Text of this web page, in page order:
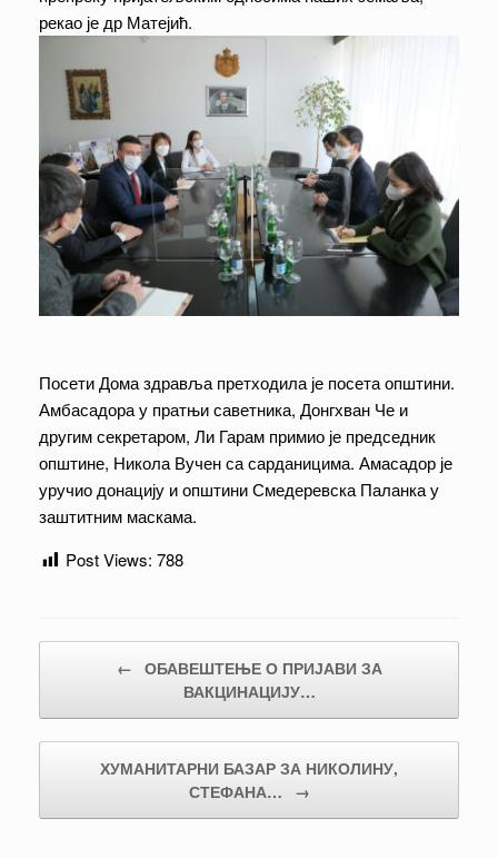
рекао је др Матејић.
Посети Дома здравља претходила је посета општини.
Амбасадора у пратњи саветника, Донгхван Че и
другим секретаром, Ли Гарам примио је председник
општине, Никола Вучен са сарданицима. Амасадор је
уручио донацију и општини Смедеревска Паланка у
заштитним маскама.
Post Views: 788
← ОБАВЕШТЕЊЕ О ПРИЈАВИ ЗА
ВАКЦИНАЦИЈУ…
ХУМАНИТАРНИ БАЗАР ЗА НИКОЛИНУ,
СТЕФАНА…
→